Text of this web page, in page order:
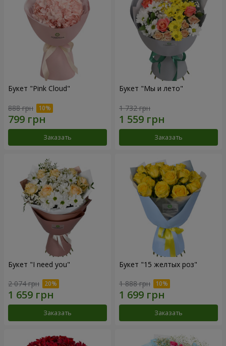
Букет "Pink Cloud"
888 грн
Заказать
Букет "Мы и лето"
1 732 грн
Заказать
Букет "I need you"
2 074 грн
Заказать
Букет "15 желтых роз"
1 888 грн
Заказать